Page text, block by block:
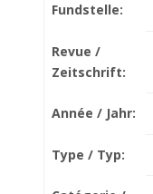
Fundstelle:
Revue /
Zeitschrift:
Année / Jahr:
Type / Typ: